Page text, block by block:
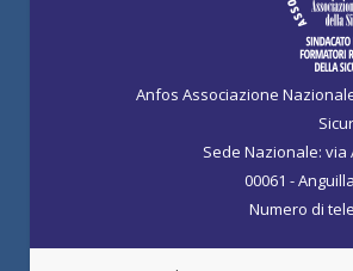
Anfos Associazione
Sede Nazionale: via
00061 -
Numero di